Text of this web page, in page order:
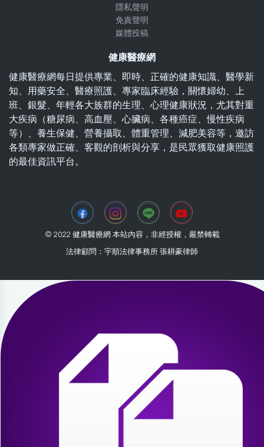
隱私聲明
免責聲明
媒體投稿
健康醫療網
健康醫療網每日提供專業、即時、正確的健康知識、醫學新
知、用藥安全、醫療照護、專家臨床經驗，關懷婦幼、上
班、銀髮、年輕各大族群的生理、心理健康狀況，尤其對重
大疾病（糖尿病、高血壓、心臟病、各種癌症、慢性疾病
等）、養生保健、營養攝取、體重管理、減肥美容等，邀訪
各類專家做正確、客觀的剖析與分享，是民眾獲取健康照護
的最佳資訊平台。
© 2022 健康醫療網 本站內容，非經授權，嚴禁轉載
法律顧問：宇順法律事務所 張耕豪律師